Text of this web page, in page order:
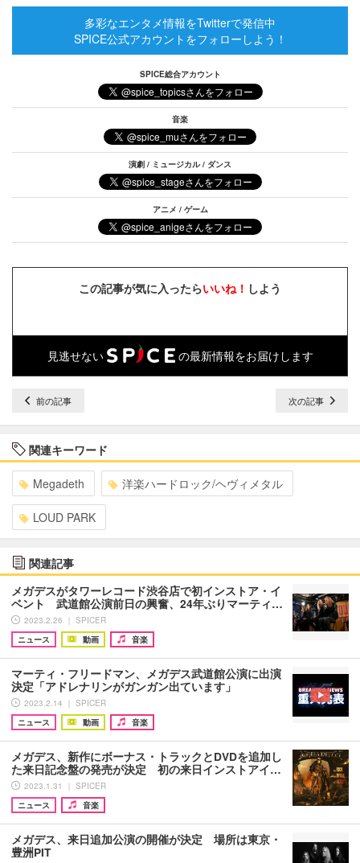
多彩なエンタメ情報をTwitterで発信中
SPICE公式アカウントをフォローしよう！
SPICE総合アカウント
音楽
演劇 / ミュージカル / ダンス
アニメ / ゲーム
この記事が気に入ったらいいね！ しよう
見逃せない の最新情報をお届けします
前の記事 次の記事
関連キーワード
Megadeth 洋楽ハードロック/ヘヴィメタル
LOUD PARK
関連記事
メガデスがタワーレコード渋谷店で初インストア・イ
ベント 武道館公演前日の興奮、24年ぶりマーティ…
2023.2.26 ｜ SPICER
ニュース
動画 音楽
マーティ・フリードマン、メガデス武道館公演に出演
決定「アドレナリンがガンガン出ています」
2023.2.14 ｜ SPICER
ニュース
動画 音楽
メガデス、新作にボーナス・トラックとDVDを追加し
た来日記念盤の発売が決定 初の来日インストアイ…
2023.1.31 ｜ SPICER
ニュース
音楽
メガデス、来日追加公演の開催が決定 場所は東京・
豊洲PIT